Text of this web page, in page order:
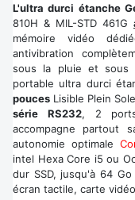
L'ultra durci étanche
810H & MIL-STD 461G
mémoire vidéo
antivibration
sous la pluie et sous
portable ultra durci
pouces Lisible Plein
série RS232, 2
accompagne partout
autonomie optimale
intel Hexa Core i5 ou
dur SSD, jusqu'à 64
écran tactile, carte